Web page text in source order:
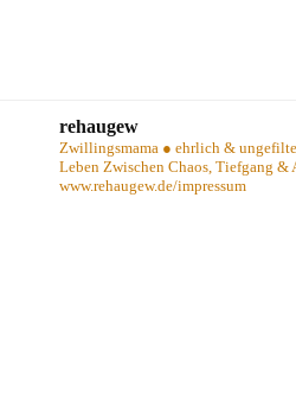
rehaugew
Zwillingsmama ● ehrlich &
Leben Zwischen Chaos, Tiefgang &
www.rehaugew.de/impressum